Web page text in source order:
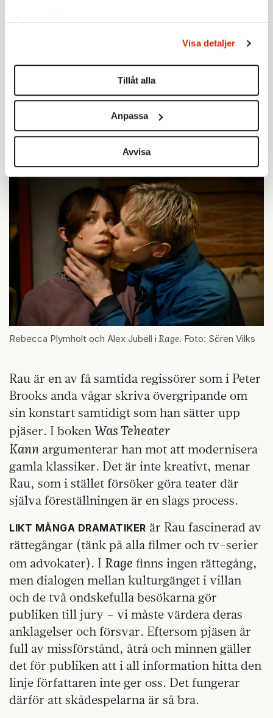
Du kan ändra eller dra tillbaka ditt samtycke när som
helst från cookie-förklaringen.
Vi använder enhetsidentifierare för att anpassa innehållet
för sociala medier och analysera vår trafik. Vi
vidarebefordrar även sådana identifierare och annan
information från din enhet till de sociala medier och
annons- och analysföretag som vi samarbetar med.
Dessa kan i sin tur kombinera informationen med annan
information som du har tillhandahållit eller som de har
samlat in när du har använt deras tjänster.
Om du vill läsa mer om hur vi hanterar personuppgifter
kan du göra det här.
Visa detaljer
Tillåt alla
Anpassa
Avvisa
Rebecca Plymholt och Alex Jubell i Rage. Foto: Sören Vilks
Rau är en av få samtida regissörer som i Peter
Brooks anda vågar skriva övergripande om
sin konstart samtidigt som han sätter upp
pjäser. I bokenWas Teheater
Kann argumenterar han mot att modernisera
gamla klassiker. Det är inte kreativt, menar
Rau, som i stället försöker göra teater där
själva föreställningen är en slags process.
LIKT MÅNGA DRAMATIKER är Rau fascinerad av
rättegångar (tänk på alla filmer och tv-serier
om advokater). I Rage finns ingen rättegång,
men dialogen mellan kulturgänget i villan
och de två ondskefulla besökarna gör
publiken till jury – vi måste värdera deras
anklagelser och försvar. Eftersom pjäsen är
full av missförstånd, åtrå och minnen gäller
det för publiken att i all information hitta den
linje författaren inte ger oss. Det fungerar
därför att skådespelarna är så bra.